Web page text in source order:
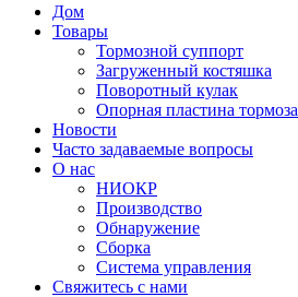
Дом
Товары
Тормозной суппорт
Загруженный костяшка
Поворотный кулак
Опорная пластина тормоза
Новости
Часто задаваемые вопросы
О нас
НИОКР
Производство
Обнаружение
Сборка
Система управления
Свяжитесь с нами